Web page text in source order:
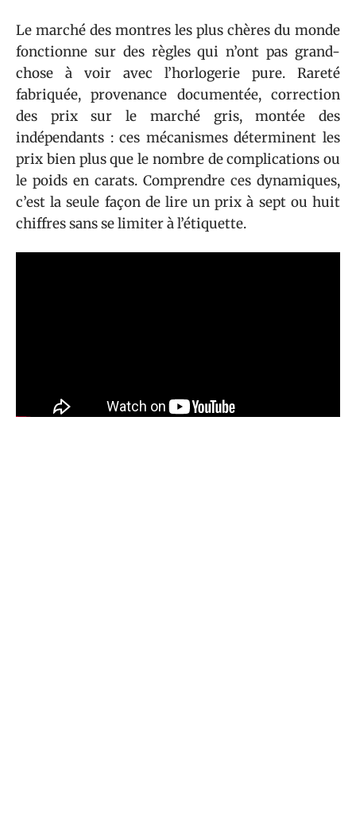
Le marché des montres les plus chères du monde
fonctionne sur des règles qui n’ont pas grand-
chose à voir avec l’horlogerie pure. Rareté
fabriquée, provenance documentée, correction
des prix sur le marché gris, montée des
indépendants : ces mécanismes déterminent les
prix bien plus que le nombre de complications ou
le poids en carats. Comprendre ces dynamiques,
c’est la seule façon de lire un prix à sept ou huit
chiffres sans se limiter à l’étiquette.